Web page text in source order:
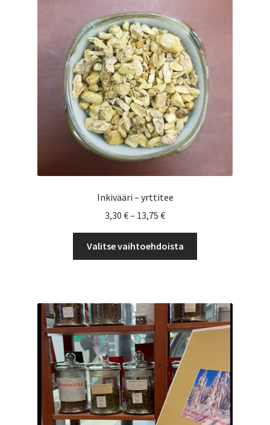
tuotteen
sivulla.
Inkivääri – yrttitee
3,30 €– 13,75 €Hintaluokka:
3,30 €
-
13,75 €
Valitse vaihtoehdoista
Voit
tehdä
sivulla.